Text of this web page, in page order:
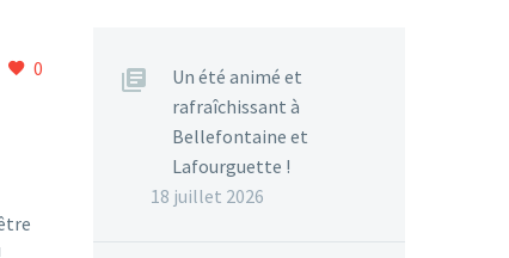
0
Un été animé et
rafraîchissant à
Bellefontaine et
Lafourguette !
18 juillet 2026